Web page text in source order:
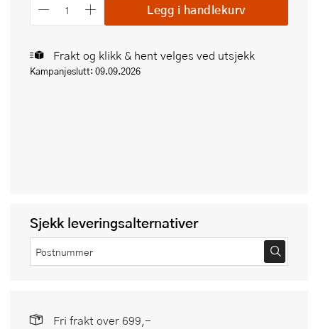
Legg i handlekurv
Frakt og klikk & hent velges ved utsjekk
Kampanjeslutt: 09.09.2026
Sjekk leveringsalternativer
Fri frakt over 699,-